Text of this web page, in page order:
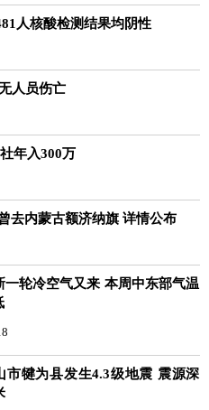
人核酸检测结果均阴性
人员伤亡
年入300万
去内蒙古额济纳旗 详情公布
一轮冷空气又来 本周中东部气温
市犍为县发生4.3级地震 震源深